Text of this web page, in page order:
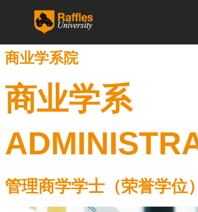
商业学系院
商业学系
管理商学学士（荣誉学位）